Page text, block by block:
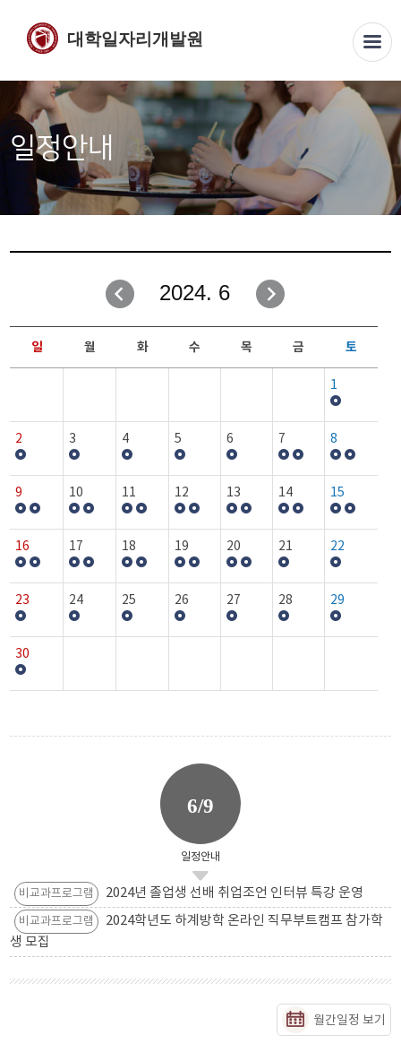
대학일자리개발원
일정안내
2024. 6
일 월 화 수 목 금 토
1
2 3 4 5 6 7 8
9 10 11 12 13 14 15
16 17 18 19 20 21 22
23 24 25 26 27 28 29
30
6/9
일정안내
비교과프로그램 2024년 졸업생 선배 취업조언 인터뷰 특강 운영
비교과프로그램
2024학년도 하계방학 온라인 직무부트캠프 참가학
생 모집
월간일정 보기